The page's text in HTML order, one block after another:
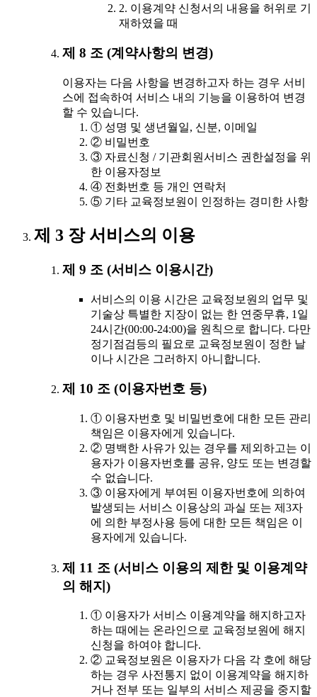
2. 이용계약 신청서의 내용을 허위로 기
재하였을 때
제 8 조 (계약사항의 변경)
이용자는 다음 사항을 변경하고자 하는 경우 서비
스에 접속하여 서비스 내의 기능을 이용하여 변경
할 수 있습니다.
① 성명 및 생년월일, 신분, 이메일
② 비밀번호
③ 자료신청 / 기관회원서비스 권한설정을 위
한 이용자정보
④ 전화번호 등 개인 연락처
⑤ 기타 교육정보원이 인정하는 경미한 사항
제 3 장 서비스의 이용
제 9 조 (서비스 이용시간)
서비스의 이용 시간은 교육정보원의 업무 및
기술상 특별한 지장이 없는 한 연중무휴, 1일
24시간(00:00-24:00)을 원칙으로 합니다. 다만
정기점검등의 필요로 교육정보원이 정한 날
이나 시간은 그러하지 아니합니다.
제 10 조 (이용자번호 등)
① 이용자번호 및 비밀번호에 대한 모든 관리
책임은 이용자에게 있습니다.
② 명백한 사유가 있는 경우를 제외하고는 이
용자가 이용자번호를 공유, 양도 또는 변경할
수 없습니다.
③ 이용자에게 부여된 이용자번호에 의하여
발생되는 서비스 이용상의 과실 또는 제3자
에 의한 부정사용 등에 대한 모든 책임은 이
용자에게 있습니다.
제 11 조 (서비스 이용의 제한 및 이용계약
의 해지)
① 이용자가 서비스 이용계약을 해지하고자
하는 때에는 온라인으로 교육정보원에 해지
신청을 하여야 합니다.
② 교육정보원은 이용자가 다음 각 호에 해당
하는 경우 사전통지 없이 이용계약을 해지하
거나 전부 또는 일부의 서비스 제공을 중지할